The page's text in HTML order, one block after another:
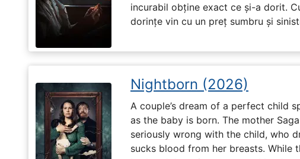
incurabil obține exact ce și-a dorit.
dorințe vin cu un preț sumbru și
Nightborn (2026)
A couple’s dream of a perfect child
as the baby is born. The mother
seriously wrong with the child, who
sucks blood from her breasts. While